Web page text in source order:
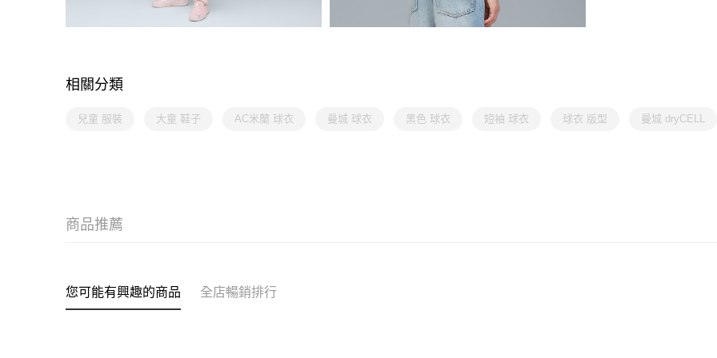
相關分類
兒童 服裝 大童 鞋子 AC米蘭 球衣 曼城 球衣 黑色 球衣 短袖 球衣 球衣 版型 曼城 dryCELL
商品推薦
您可能有興趣的商品 全店暢銷排行